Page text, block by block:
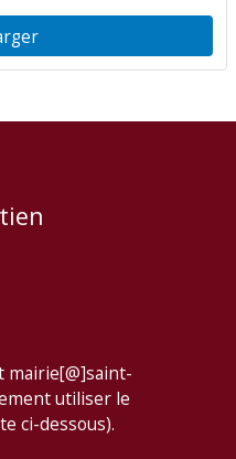
mairie[@]saint-
utiliser le
ci-dessous).